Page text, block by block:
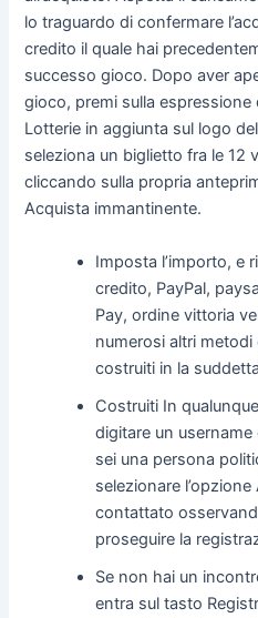
lo traguardo di confermare
credito il quale hai
successo gioco. Dopo aver
gioco, premi sulla
Lotterie in aggiunta sul logo
seleziona un biglietto fra le 12
cliccando sulla propria
Acquista immantinente.
Imposta l’importo, e
credito, PayPal,
Pay, ordine vittoria
numerosi altri
costruiti in la
Costruiti In
digitare un
sei una persona
selezionare
contattato
proseguire la
Se non hai un
entra sul tasto